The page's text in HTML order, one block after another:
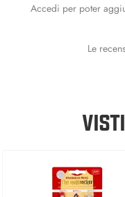
Accedi per poter
Le